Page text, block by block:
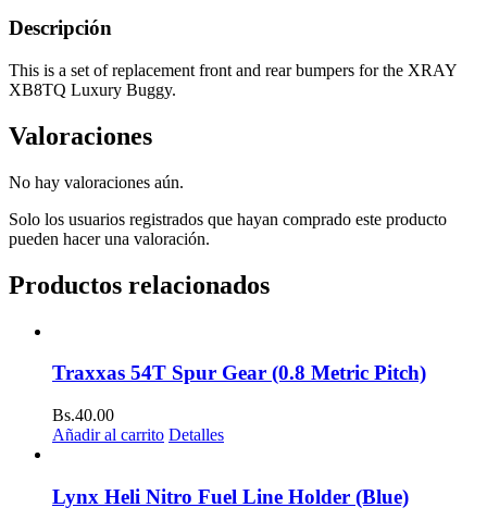
Descripción
This is a set of replacement front and rear bumpers for the XRAY
XB8TQ Luxury Buggy.
Valoraciones
No hay valoraciones aún.
Solo los usuarios registrados que hayan comprado este producto
pueden hacer una valoración.
Productos relacionados
Traxxas 54T Spur Gear (0.8 Metric Pitch)
Bs.40.00
Añadir al carrito Detalles
Lynx Heli Nitro Fuel Line Holder (Blue)